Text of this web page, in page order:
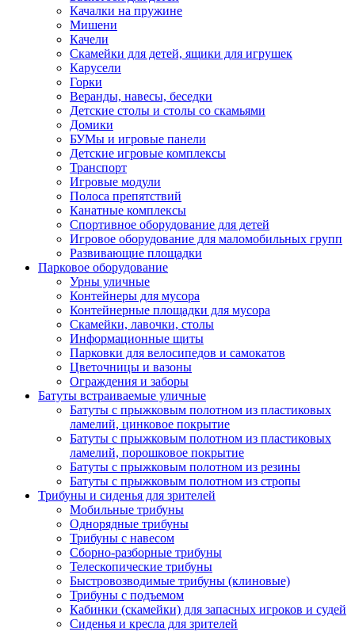
Качалки на пружине
Мишени
Качели
Скамейки для детей, ящики для игрушек
Карусели
Горки
Веранды, навесы, беседки
Детские столы и столы со скамьями
Домики
БУМы и игровые панели
Детские игровые комплексы
Транспорт
Игровые модули
Полоса препятствий
Канатные комплексы
Спортивное оборудование для детей
Игровое оборудование для маломобильных групп
Развивающие площадки
Парковое оборудование
Урны уличные
Контейнеры для мусора
Контейнерные площадки для мусора
Скамейки, лавочки, столы
Информационные щиты
Парковки для велосипедов и самокатов
Цветочницы и вазоны
Ограждения и заборы
Батуты встраиваемые уличные
Батуты с прыжковым полотном из пластиковых
ламелий, цинковое покрытие
Батуты с прыжковым полотном из пластиковых
ламелий, порошковое покрытие
Батуты с прыжковым полотном из резины
Батуты с прыжковым полотном из стропы
Трибуны и сиденья для зрителей
Мобильные трибуны
Однорядные трибуны
Трибуны с навесом
Сборно-разборные трибуны
Телескопические трибуны
Быстровозводимые трибуны (клиновые)
Трибуны с подъемом
Кабинки (скамейки) для запасных игроков и судей
Сиденья и кресла для зрителей